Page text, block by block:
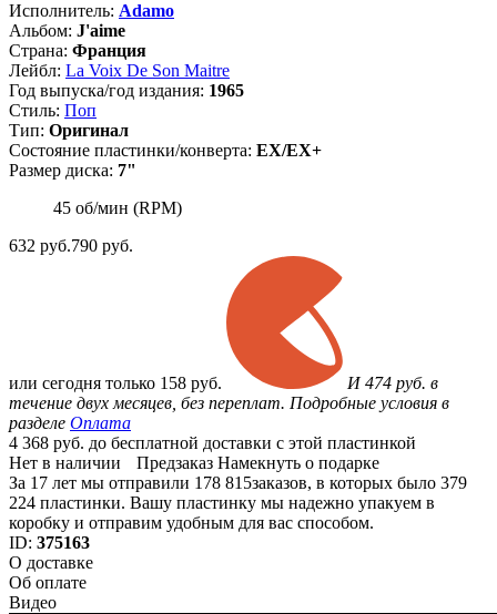
Исполнитель: Adamo
Альбом: J'aime
Страна: Франция
Лейбл: La Voix De Son Maitre
Год выпуска/год издания: 1965
Стиль: Поп
Тип: Оригинал
Состояние пластинки/конверта: EX/EX+
Размер диска: 7"
45 об/мин (RPM)
632 руб.790 руб.
или сегодня только 158 руб.
И 474 руб. в
течение двух месяцев, без переплат. Подробные условия в
разделе Оплата
4 368 руб. до бесплатной доставки с этой пластинкой
Нет в наличии
Предзаказ Намекнуть о подарке
За 17 лет мы отправили 178 815заказов, в которых было 379
224 пластинки. Вашу пластинку мы надежно упакуем в
коробку и отправим удобным для вас способом.
ID: 375163
О доставке
Об оплате
Видео